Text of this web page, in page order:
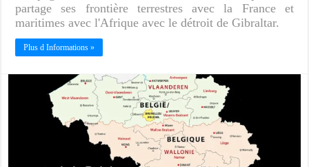
partage ses frontière terrestres avec la France et
maritimes avec l'Afrique avec le détroit de Gibraltar.
Plus d Informations »